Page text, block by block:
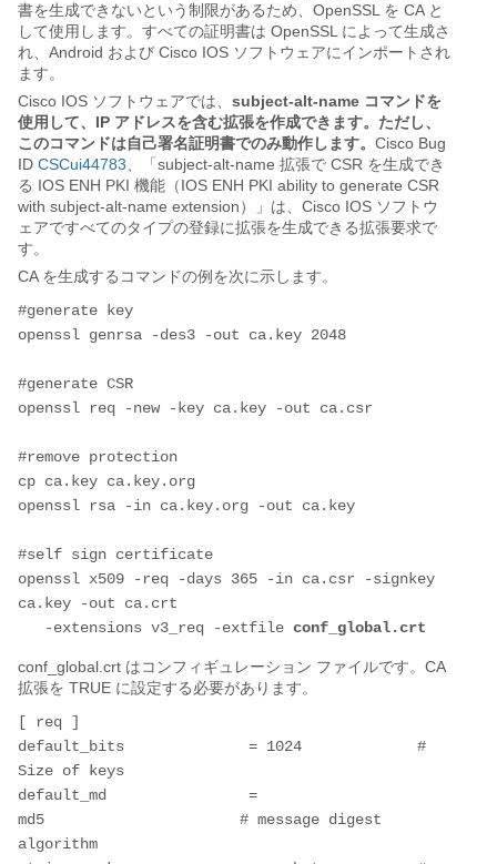
書を生成できないという制限があるため、OpenSSL を CA と
して使用します。すべての証明書は OpenSSL によって生成さ
れ、Android および Cisco IOS ソフトウェアにインポートされ
ます。
Cisco IOS ソフトウェアでは、 subject-alt-name コマンドを
使用して、IP アドレスを含む拡張を作成できます。ただし、
このコマンドは自己署名証明書でのみ動作します。 Cisco Bug
ID CSCui44783、「subject-alt-name 拡張で CSR を生成でき
る IOS ENH PKI 機能（IOS ENH PKI ability to generate CSR
with subject-alt-name extension）」は、Cisco IOS ソフトウ
ェアですべてのタイプの登録に拡張を生成できる拡張要求で
す。
CA を生成するコマンドの例を次に示します。
#generate key
openssl genrsa -des3 -out ca.key 2048
#generate CSR
openssl req -new -key ca.key -out ca.csr
#remove protection
cp ca.key ca.key.org
openssl rsa -in ca.key.org -out ca.key
#self sign certificate
openssl x509 -req -days 365 -in ca.csr -signkey
ca.key -out ca.crt
   -extensions v3_req -extfile
conf_global.crt
conf_global.crt はコンフィギュレーション ファイルです。CA
拡張を TRUE に設定する必要があります。
[ req ]
default_bits              = 1024             #
Size of keys
default_md                =
md5                      # message digest
algorithm